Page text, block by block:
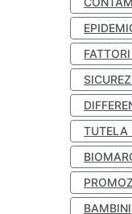
TUTELA
BAMBINI